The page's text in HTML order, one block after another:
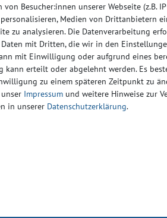
Besucher:innen unserer Webseite (z.B.
Medien von Drittanbietern
zu analysieren. Die Datenverarbeitung
mit Dritten, die wir in den
mit Einwilligung oder aufgrund eines
kann erteilt oder abgelehnt werden. Es
zu einem späteren Zeitpunkt zu
Impressum und weitere Hinweise zur
in unserer Daten­schutz­erklärung.